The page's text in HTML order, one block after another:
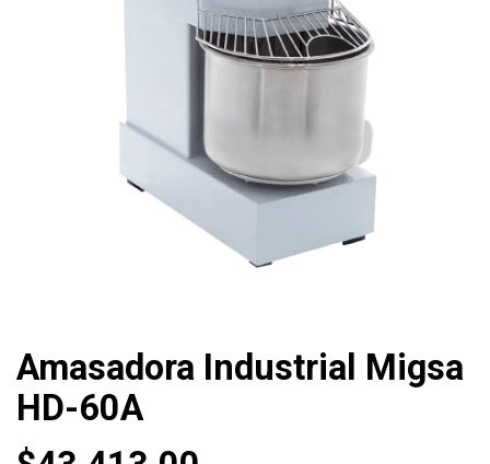
Amasadora Industrial Migsa
HD-60A